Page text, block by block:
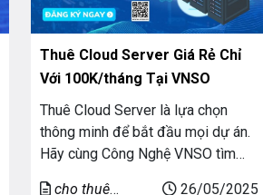
Thuê Cloud Server Giá Rẻ Chỉ
Với 100K/tháng Tại VNSO
Thuê Cloud Server là lựa chọn
thông minh để bắt đầu mọi dự án.
Hãy cùng Công Nghệ VNSO tìm
cho thuê
26/05/2025